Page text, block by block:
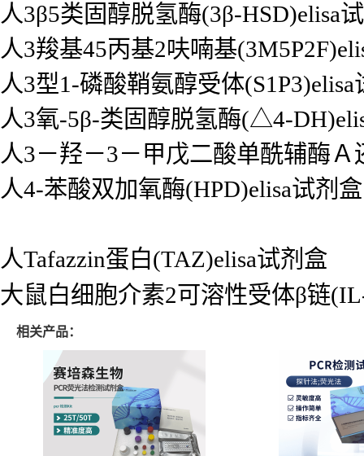
人3β5类固醇脱氢酶(3β-HSD)elisa
人3羧基45丙基2呋喃基
人3型1-磷酸鞘氨醇受体(S1P3)elisa
人3氧-5β-类固醇脱氢酶(△4-
人3－羟－3－甲戊二酸单酰辅酶
人4-苯酸双加氧酶(HPD)elisa试剂盒
人Tafazzin蛋白(TAZ)elisa试剂盒
大鼠白细胞介素2可溶性受体β链
相关产品：